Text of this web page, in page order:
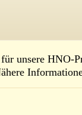
unsere HNO-